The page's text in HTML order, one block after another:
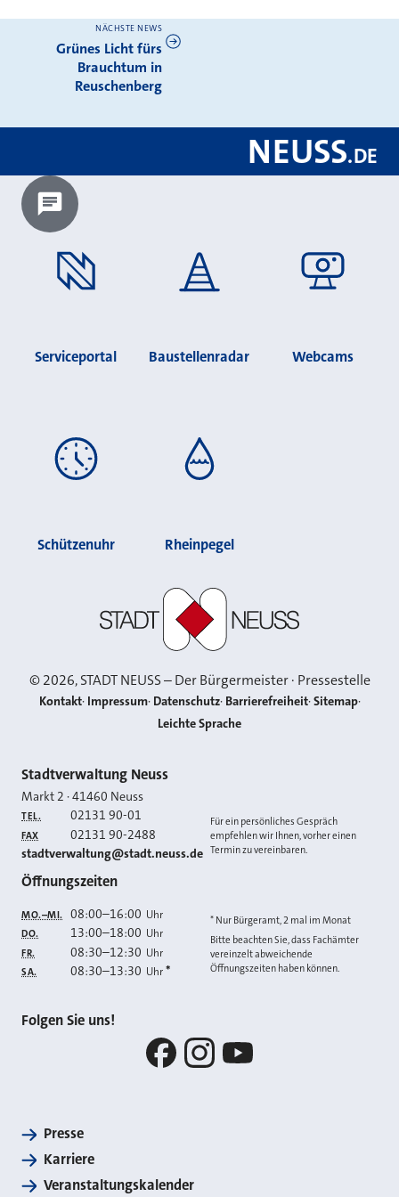
Weitere News
NÄCHSTE NEWS
Grünes Licht fürs
Brauchtum in
Reuschenberg
NEUSS.DE
Chatbot laden?
Serviceportal Baustellenradar Webcams
Schützenuhr Rheinpegel
©2026, STADT NEUSS – Der Bürgermeister · Pressestelle
Kontakt Impressum Datenschutz Barrierefreiheit Sitemap
Leichte Sprache
Kontakt
Stadtverwaltung Neuss
Markt 2 ·41460 Neuss
TEL. 02131 90-01
FAX 02131 90-2488
E-MAIL
stadtverwaltung@stadt.neuss.de
Für ein persönliches Gespräch
empfehlen wir Ihnen, vorher einen
Termin zu vereinbaren.
Öffnungszeiten
MO.–MI. 08:00–16:00 Uhr
DO. 13:00–18:00 Uhr
FR. 08:30–12:30 Uhr
SA. 08:30–13:30 Uhr *
* Nur Bürgeramt, 2 mal im Monat
Bitte beachten Sie, dass Fachämter
vereinzelt abweichende
Öffnungszeiten haben können.
Folgen Sie uns!
Presse
Karriere
Veranstaltungskalender